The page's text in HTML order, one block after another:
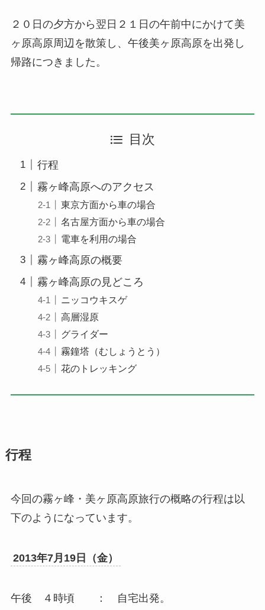
２０日の夕方から翌日２１日の午前中にかけて美
ヶ原高原周辺を散策し、午後美ヶ原高原を出発し
帰路につきました。
目次
行程
霧ヶ峰高原へのアクセス
東京方面から車の場合
名古屋方面から車の場合
電車を利用の場合
霧ヶ峰高原の概要
霧ヶ峰高原の見どころ
ニッコウキスゲ
高層湿原
グライダー
霧鐘塔（むしょうとう）
花のトレッキング
行程
今回の霧ヶ峰・美ヶ原高原旅行の概略の行程は以
下のようになっています。
2013年7月19日（金）
午後 ４時頃 ： 自宅出発。